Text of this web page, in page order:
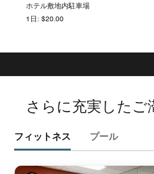
ホテル敷地内駐車場
1日: $20.00
さらに充実したご
フィットネス プール